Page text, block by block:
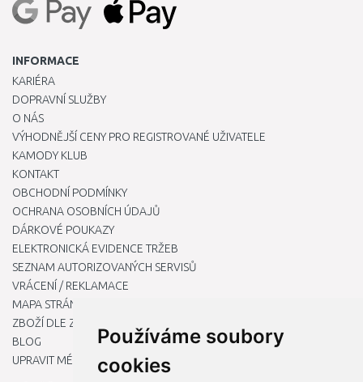
Používáme soubory
cookies
INFORMACE
KARIÉRA
DOPRAVNÍ SLUŽBY
O NÁS
VÝHODNĚJŠÍ CENY PRO REGISTROVANÉ UŽIVATELE
KAMODY KLUB
KONTAKT
OBCHODNÍ PODMÍNKY
OCHRANA OSOBNÍCH ÚDAJŮ
DÁRKOVÉ POUKAZY
ELEKTRONICKÁ EVIDENCE TRŽEB
SEZNAM AUTORIZOVANÝCH SERVISŮ
VRÁCENÍ / REKLAMACE
MAPA STRÁNKY
ZBOŽÍ DLE ZNAČEK
BLOG
UPRAVIT MÉ PŘEDVOLBY COOKIES